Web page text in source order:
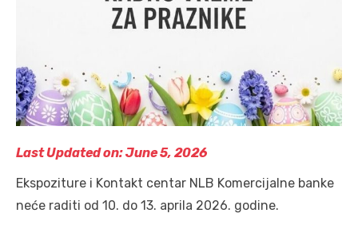
Last Updated on: June 5, 2026
Ekspoziture i Kontakt centar NLB Komercijalne banke
neće raditi od 10. do 13. aprila 2026. godine.